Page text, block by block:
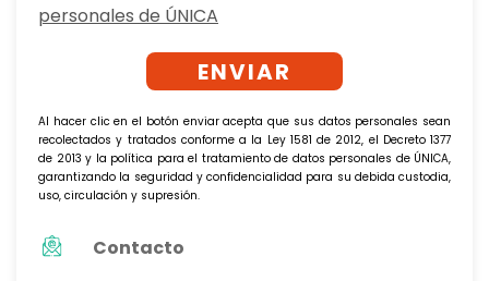
personales de ÚNICA
Al hacer clic en el botón enviar acepta que sus datos personales sean
recolectados y tratados conforme a la Ley 1581 de 2012, el Decreto 1377
de 2013 y la política para el tratamiento de datos personales de ÚNICA,
garantizando la seguridad y confidencialidad para su debida custodia,
uso, circulación y supresión.
Contacto